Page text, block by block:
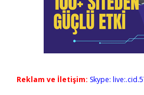
Reklam ve İletişim: Skype: